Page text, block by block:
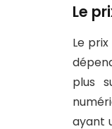
Le
Le
plus
ayant